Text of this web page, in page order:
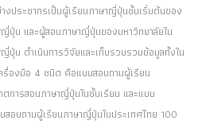
ประชากรเป็นผู้เรียนภาษาญี่ปุ่นชั้นเริ่มต้นของ
ญี่ปุ่น และผู้สอนภาษาญี่ปุ่นของมหาวิทยาลัยใน
ปุ่น ดำเนินการวิจัยและเก็บรวบรวมข้อมูลทั้งใน
รื่องมือ 4 ชนิด คือแบบสอบถามผู้เรียน
การสอนภาษาญี่ปุ่นในชั้นเรียน และแบบ
อบถามผู้เรียนภาษาญี่ปุ่นในประเทศไทย 100